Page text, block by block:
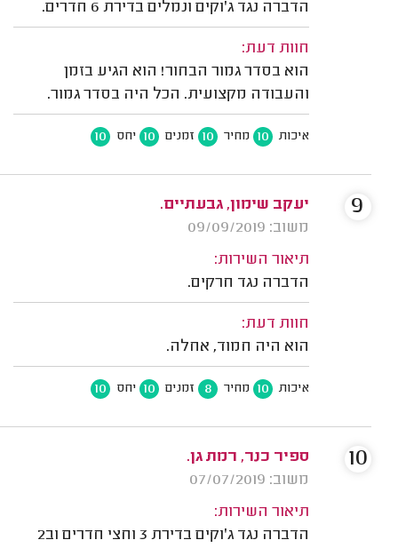
הדברה נגד ג'וקים ונמלים בדירת 6 חדרים.
חוות דעת:
הוא בסדר גמור הבחור! הוא הגיע בזמן
והעבודה מקצועית. הכל היה בסדר גמור.
איכות 10 מחיר 10 זמנים 10 יחס 10
יעקב שימון, גבעתיים.
משוב: 09/09/2019
תיאור השירות:
הדברה נגד חרקים.
חוות דעת:
הוא היה חמוד, אחלה.
איכות 10 מחיר 8 זמנים 10 יחס 10
9
ספיר כנר, רמת גן.
משוב: 07/07/2019
תיאור השירות:
הדברה נגד ג'וקים בדירת 3 וחצי חדרים וב2
10